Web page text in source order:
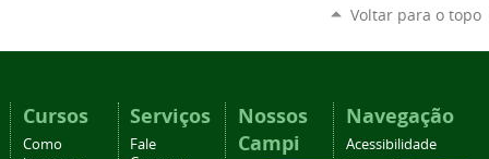
Voltar para o topo
Cursos
Como
Serviços
Fale
Nossos
Campi
Navegação
Acessibilidade